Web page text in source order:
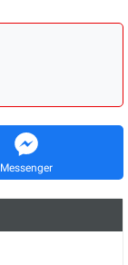
Messenger